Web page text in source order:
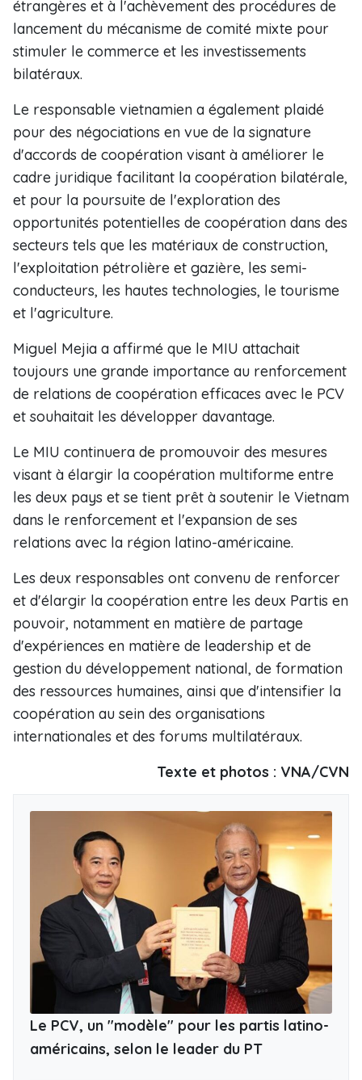
étrangères et à l'achèvement des procédures de
lancement du mécanisme de comité mixte pour
stimuler le commerce et les investissements
bilatéraux.
Le responsable vietnamien a également plaidé
pour des négociations en vue de la signature
d'accords de coopération visant à améliorer le
cadre juridique facilitant la coopération bilatérale,
et pour la poursuite de l'exploration des
opportunités potentielles de coopération dans des
secteurs tels que les matériaux de construction,
l'exploitation pétrolière et gazière, les semi-
conducteurs, les hautes technologies, le tourisme
et l'agriculture.
Miguel Mejia a affirmé que le MIU attachait
toujours une grande importance au renforcement
de relations de coopération efficaces avec le PCV
et souhaitait les développer davantage.
Le MIU continuera de promouvoir des mesures
visant à élargir la coopération multiforme entre
les deux pays et se tient prêt à soutenir le Vietnam
dans le renforcement et l'expansion de ses
relations avec la région latino-américaine.
Les deux responsables ont convenu de renforcer
et d'élargir la coopération entre les deux Partis en
pouvoir, notamment en matière de partage
d'expériences en matière de leadership et de
gestion du développement national, de formation
des ressources humaines, ainsi que d'intensifier la
coopération au sein des organisations
internationales et des forums multilatéraux.
Texte et photos : VNA/CVN
Le PCV, un "modèle" pour les partis latino-
américains, selon le leader du PT